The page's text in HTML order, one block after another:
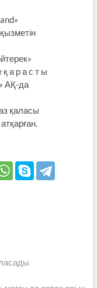
қ а р а с т ы
АҚ-да
қаласы